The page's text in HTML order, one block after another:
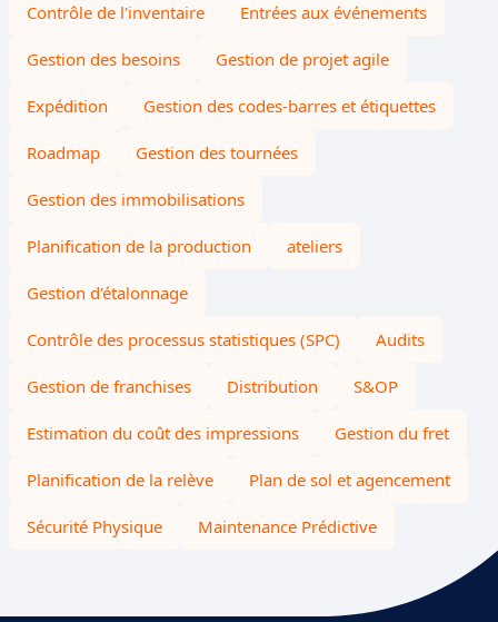
Contrôle de l'inventaire Entrées aux événements
Gestion des besoins Gestion de projet agile
Expédition Gestion des codes-barres et étiquettes
Roadmap Gestion des tournées
Gestion des immobilisations
Planification de la production ateliers
Gestion d'étalonnage
Contrôle des processus statistiques (SPC) Audits
Gestion de franchises Distribution S&OP
Estimation du coût des impressions Gestion du fret
Planification de la relève Plan de sol et agencement
Sécurité Physique Maintenance Prédictive